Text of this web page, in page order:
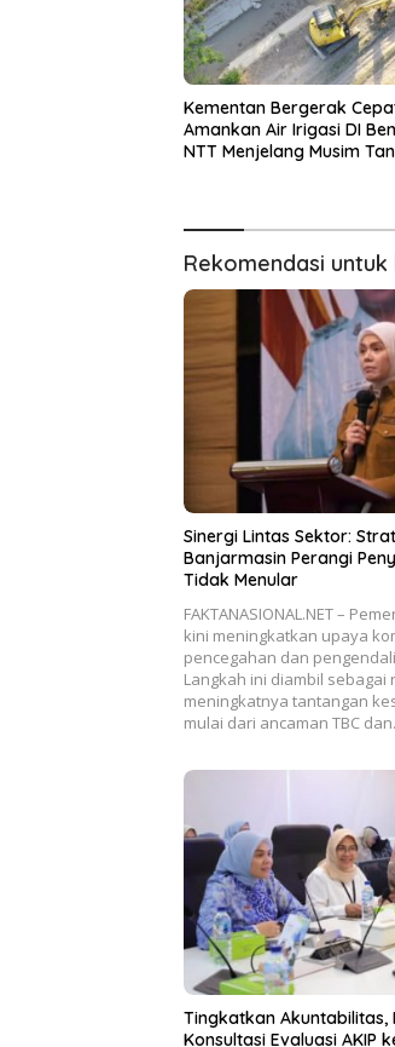
Kementan Bergerak
Amankan Air Irigasi DI
NTT Menjelang Musim
Rekomendasi untuk
Sinergi Lintas Sektor:
Banjarmasin Perangi
Tidak Menular
FAKTANASIONAL.NET –
kini meningkatkan upaya
pencegahan dan
Langkah ini diambil sebagai
meningkatnya tantangan
mulai dari ancaman TBC
Tingkatkan Akuntabilitas,
Konsultasi Evaluasi AKIP